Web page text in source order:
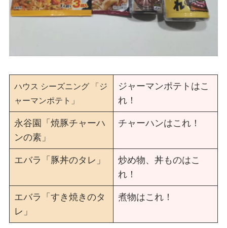
ハウス シーズニング 「ジ
ャーマンポテト」
ジャーマンポテトはこ
れ！
永谷園「焼豚チャーハ
ンの素」
チャーハンはこれ！
エバラ「豚丼のタレ」
炒め物、丼ものはこ
れ！
エバラ「すき焼きのタ
レ」
煮物はこれ！